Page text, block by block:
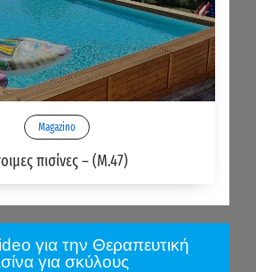
Magazino
πισίνες – (M.47)
για την Θεραπευτική
για σκύλους